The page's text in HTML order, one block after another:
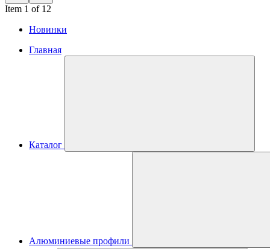
Item 1 of 12
Новинки
Главная
Каталог
Алюминиевые профили